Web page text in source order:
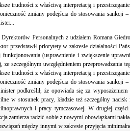
trudności z właściwą interpretacją i
zmiany podejścia do stosowania sankcji
Personalnych z udziałem Romana
przedstawił priorytety w zakresie działalności
(usprawnienie i zwiększenie
szczególnym uwzględnieniem przeprowadzania
trudności z właściwą interpretacją i
zmiany podejścia do stosowania sankcji
podkreślił, że opowiada się za
w stosunek pracy, kładzie też szczególny
i pracy tymczasowej. W drugiej części
zamierza radzić sobie z nowymi obowiązkami
między innymi w zakresie przyjęcia